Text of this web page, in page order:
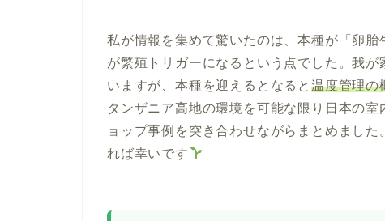
私が情報を集めて驚いたのは、本種が「卵
が繁殖トリガーになるという点でした。我
いますが、本種を迎えるとなると 温度管理の
タンザニア高地の環境を可能な限り日本の
ョップ事例を突き合わせながらまとめまし
れば幸いです